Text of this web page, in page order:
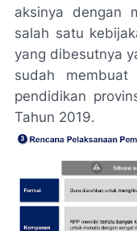
aksinya dengan
salah satu
yang dibesutnya
sudah
pendidikan
Tahun 2019.